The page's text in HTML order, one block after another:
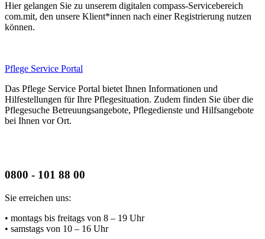
Hier gelangen Sie zu unserem digitalen compass-Servicebereich
com.mit, den unsere Klient*innen nach einer Registrierung nutzen
können.
Pflege Service Portal
Das Pflege Service Portal bietet Ihnen Informationen und
Hilfestellungen für Ihre Pflegesituation. Zudem finden Sie über die
Pflegesuche Betreuungsangebote, Pflegedienste und Hilfsangebote
bei Ihnen vor Ort.
0800 - 101 88 00
Sie erreichen uns:
• montags bis freitags von 8 – 19 Uhr
• samstags von 10 – 16 Uhr